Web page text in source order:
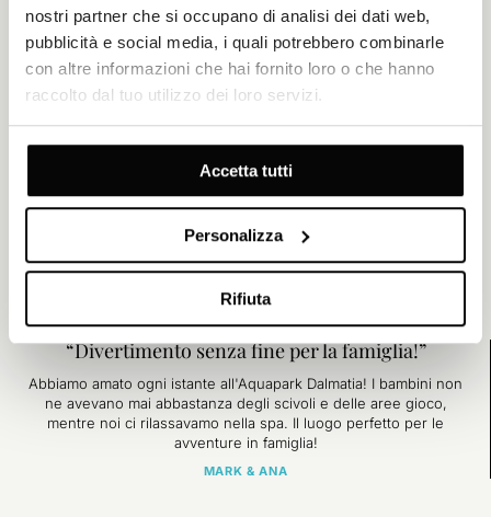
nostri partner che si occupano di analisi dei dati web,
pubblicità e social media, i quali potrebbero combinarle
con altre informazioni che hai fornito loro o che hanno
raccolto dal tuo utilizzo dei loro servizi.
Accetta tutti
Personalizza
Rifiuta
SERVIZI
Vivi l’emozione dell’Aqua Rain Fortress, lasciati cullare dal Lazy
River all’aperto, rilassati nelle Jacuzzi e gusta deliziosi snack e
drink presso i vari punti ristoro dell’Aquapark Dalmatia.
COSA DICONO I NOSTRI OSPITI
“Divertimento senza fine per la famiglia!”
Abbiamo amato ogni istante all'Aquapark Dalmatia! I bambini non
ne avevano mai abbastanza degli scivoli e delle aree gioco,
mentre noi ci rilassavamo nella spa. Il luogo perfetto per le
avventure in famiglia!
MARK & ANA